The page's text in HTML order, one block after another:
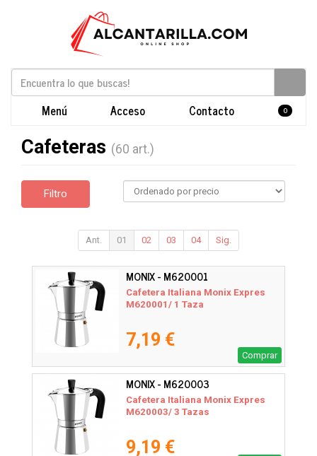
Menú Acceso Contacto 0
Cafeteras (60 art.)
Filtro
Ant. 01 02 03 04 Sig.
MONIX - M620001
Cafetera Italiana Monix Expres
M620001/ 1 Taza
7,19 €
Comprar
MONIX - M620003
Cafetera Italiana Monix Expres
M620003/ 3 Tazas
9,19 €